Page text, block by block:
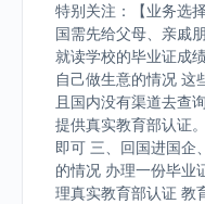
特别关注：【业务选
国需先给父母、亲戚
就读学校的毕业证成
自己做生意的情况 这
且国内没有渠道去查
提供真实教育部认证
即可 三、回国进国企
的情况 办理一份毕业
理真实教育部认证 教